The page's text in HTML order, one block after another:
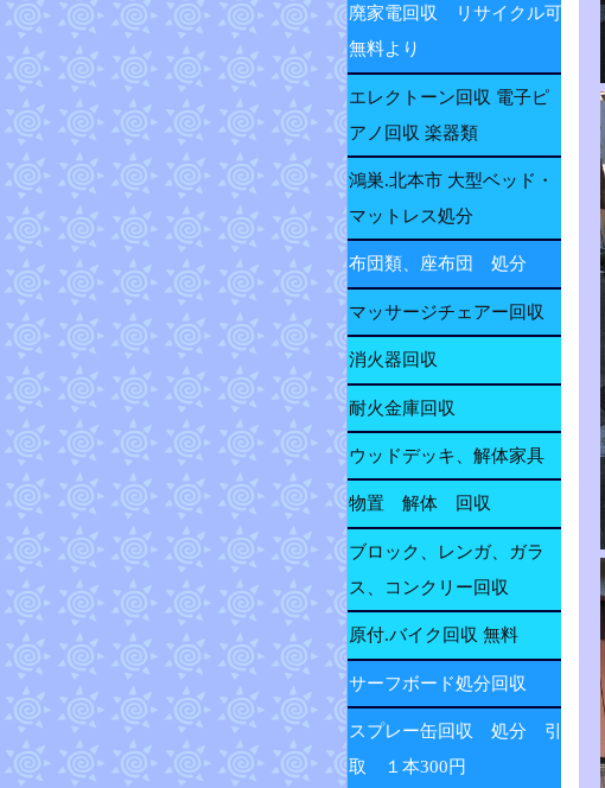
廃家電回収 リサイクル可
無料より
エレクトーン回収 電子ピ
アノ回収 楽器類
鴻巣.北本市 大型ベッド・
マットレス処分
布団類、座布団 処分
マッサージチェアー回収
消火器回収
耐火金庫回収
ウッドデッキ、解体家具
物置 解体 回収
ブロック、レンガ、ガラ
ス、コンクリー回収
原付.バイク回収 無料
サーフボード処分回収
スプレー缶回収 処分 引
取 １本300円